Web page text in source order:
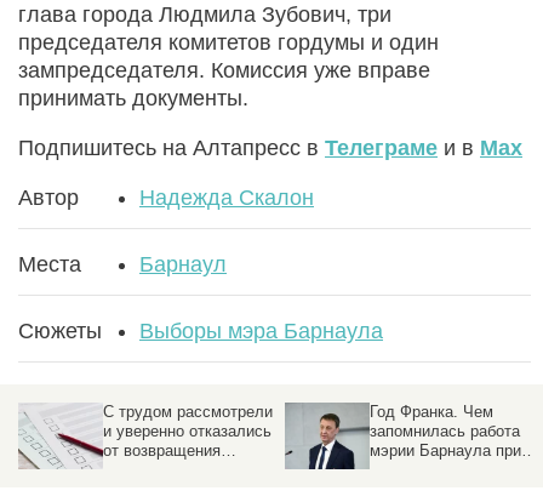
глава города Людмила Зубович, три
председателя комитетов гордумы и один
зампредседателя. Комиссия уже вправе
принимать документы.
Подпишитесь на Алтапресс в Телеграме и в Max
Автор Надежда Скалон
Места Барнаул
Сюжеты Выборы мэра Барнаула
Год Франка. Чем
запомнилась работа
мэрии Барнаула при
Барнаул обрел нового
главу: что это значит и
ждать ли перемен?